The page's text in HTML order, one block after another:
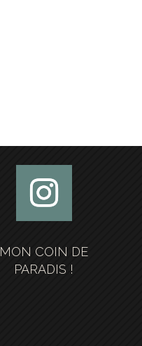
MON COIN DE
PARADIS !